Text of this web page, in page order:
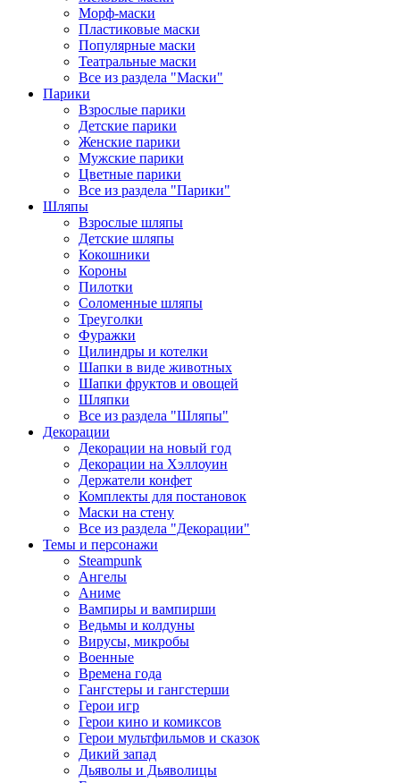
Морф-маски
Пластиковые маски
Популярные маски
Театральные маски
Все из раздела "Маски"
Парики
Взрослые парики
Детские парики
Женские парики
Мужские парики
Цветные парики
Все из раздела "Парики"
Шляпы
Взрослые шляпы
Детские шляпы
Кокошники
Короны
Пилотки
Соломенные шляпы
Треуголки
Фуражки
Цилиндры и котелки
Шапки в виде животных
Шапки фруктов и овощей
Шляпки
Все из раздела "Шляпы"
Декорации
Декорации на новый год
Декорации на Хэллоуин
Держатели конфет
Комплекты для постановок
Маски на стену
Все из раздела "Декорации"
Темы и персонажи
Steampunk
Ангелы
Аниме
Вампиры и вампирши
Ведьмы и колдуны
Вирусы, микробы
Военные
Времена года
Гангстеры и гангстерши
Герои игр
Герои кино и комиксов
Герои мультфильмов и сказок
Дикий запад
Дьяволы и Дьяволицы